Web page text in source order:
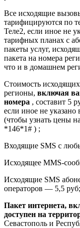
Все исходящие
тарифицируются по
Теле2, если иное не
тарифных планах с
пакеты услуг,
пакета на номера
что и в домашнем
Стоимость
регионы, включая
номера , составит 5
если иное не
(чтобы узнать цены
*146*1# ) ;
Входящие SMS с
Исходящее MMS-
Исходящие SMS
операторов — 5,5 руб;
Пакет интернета,
доступен на
Севастополь и